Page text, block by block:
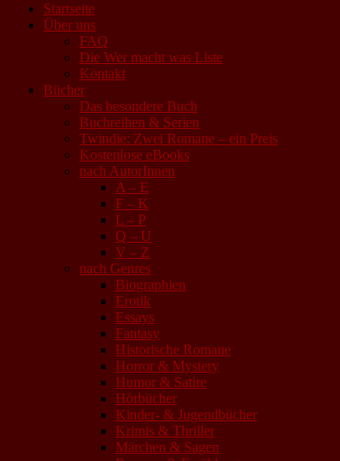
Startseite
Über uns
FAQ
Die Wer macht was Liste
Kontakt
Bücher
Das besondere Buch
Buchreihen & Serien
Twindie: Zwei Romane – ein Preis
Kostenlose eBooks
nach AutorInnen
A – E
F – K
L – P
Q – U
V – Z
nach Genres
Biographien
Erotik
Essays
Fantasy
Historische Romane
Horror & Mystery
Humor & Satire
Hörbücher
Kinder- & Jugendbücher
Krimis & Thriller
Märchen & Sagen